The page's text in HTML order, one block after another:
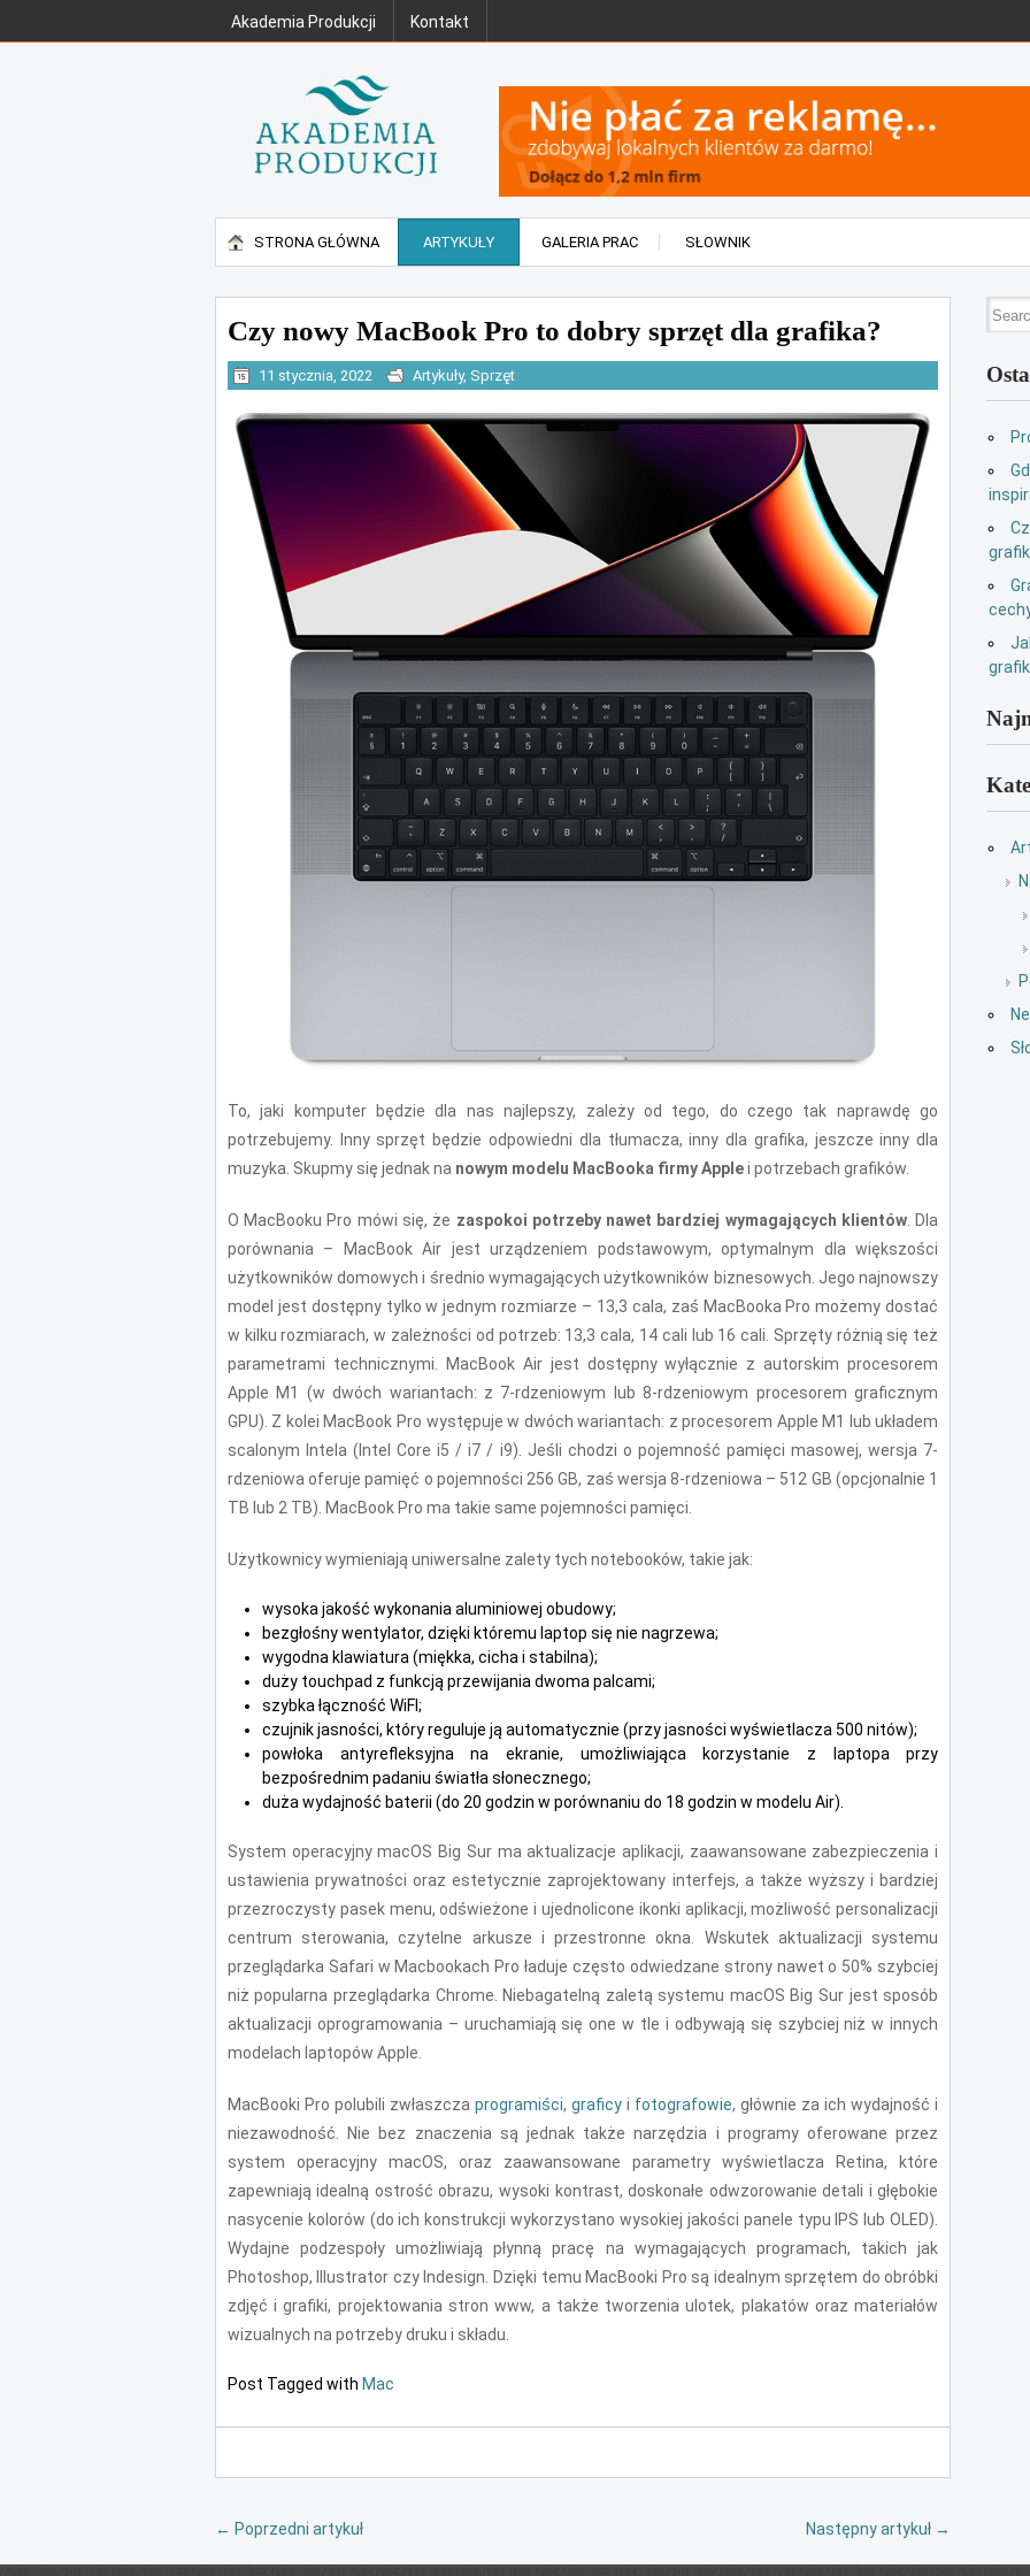
Akademia Produkcji Kontakt
STRONA GŁÓWNA ARTYKUŁY GALERIA PRAC SŁOWNIK
Czy nowy MacBook Pro to dobry sprzęt dla grafika?
11 stycznia, 2022 Artykuły, Sprzęt
To, jaki komputer będzie dla nas najlepszy, zależy od tego, do czego tak naprawdę go
potrzebujemy. Inny sprzęt będzie odpowiedni dla tłumacza, inny dla grafika, jeszcze inny dla
muzyka. Skupmy się jednak na nowym modelu MacBooka firmy Applei potrzebach grafików.
O MacBooku Pro mówi się, że zaspokoi potrzeby nawet bardziej wymagających klientów. Dla
porównania – MacBook Air jest urządzeniem podstawowym, optymalnym dla większości
użytkowników domowych i średnio wymagających użytkowników biznesowych. Jego najnowszy
model jest dostępny tylko w jednym rozmiarze – 13,3 cala, zaś MacBooka Pro możemy dostać
w kilku rozmiarach, w zależności od potrzeb: 13,3 cala, 14 cali lub 16 cali. Sprzęty różnią się też
parametrami technicznymi. MacBook Air jest dostępny wyłącznie z autorskim procesorem
Apple M1 (w dwóch wariantach: z 7-rdzeniowym lub 8-rdzeniowym procesorem graficznym
GPU). Z kolei MacBook Pro występuje w dwóch wariantach: z procesorem Apple M1 lub układem
scalonym Intela (Intel Core i5 / i7 / i9). Jeśli chodzi o pojemność pamięci masowej, wersja 7-
rdzeniowa oferuje pamięć o pojemności 256 GB, zaś wersja 8-rdzeniowa – 512 GB (opcjonalnie 1
TB lub 2 TB). MacBook Pro ma takie same pojemności pamięci.
Użytkownicy wymieniają uniwersalne zalety tych notebooków, takie jak:
wysoka jakość wykonania aluminiowej obudowy;
bezgłośny wentylator, dzięki któremu laptop się nie nagrzewa;
wygodna klawiatura (miękka, cicha i stabilna);
duży touchpad z funkcją przewijania dwoma palcami;
szybka łączność WiFI;
czujnik jasności, który reguluje ją automatycznie (przy jasności wyświetlacza 500 nitów);
powłoka antyrefleksyjna na ekranie, umożliwiająca korzystanie z laptopa przy
bezpośrednim padaniu światła słonecznego;
duża wydajność baterii (do 20 godzin w porównaniu do 18 godzin w modelu Air).
System operacyjny macOS Big Sur ma aktualizacje aplikacji, zaawansowane zabezpieczenia i
ustawienia prywatności oraz estetycznie zaprojektowany interfejs, a także wyższy i bardziej
przezroczysty pasek menu, odświeżone i ujednolicone ikonki aplikacji, możliwość personalizacji
centrum sterowania, czytelne arkusze i przestronne okna. Wskutek aktualizacji systemu
przeglądarka Safari w Macbookach Pro ładuje często odwiedzane strony nawet o 50% szybciej
niż popularna przeglądarka Chrome. Niebagatelną zaletą systemu macOS Big Sur jest sposób
aktualizacji oprogramowania – uruchamiają się one w tle i odbywają się szybciej niż w innych
modelach laptopów Apple.
MacBooki Pro polubili zwłaszcza programiści,graficy i fotografowie, głównie za ich wydajność i
niezawodność. Nie bez znaczenia są jednak także narzędzia i programy oferowane przez
system operacyjny macOS, oraz zaawansowane parametry wyświetlacza Retina, które
zapewniają idealną ostrość obrazu, wysoki kontrast, doskonałe odwzorowanie detali i głębokie
nasycenie kolorów (do ich konstrukcji wykorzystano wysokiej jakości panele typu IPS lub OLED).
Wydajne podzespoły umożliwiają płynną pracę na wymagających programach, takich jak
Photoshop, Illustrator czy Indesign. Dzięki temu MacBooki Pro są idealnym sprzętem do obróbki
zdjęć i grafiki, projektowania stron www, a także tworzenia ulotek, plakatów oraz materiałów
wizualnych na potrzeby druku i składu.
Post Tagged with Mac
← Poprzedni artykuł Następny artykuł →